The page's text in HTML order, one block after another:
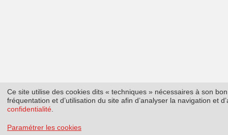
Ce site utilise des cookies dits « techniques » nécessaires à son
fréquentation et d’utilisation du site afin d’analyser la navigation et
confidentialité
Paramétrer les cookies